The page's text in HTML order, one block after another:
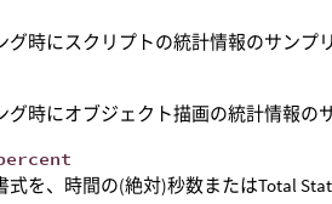
グ時にスクリプトの統計情報のサンプ
グ時にオブジェクト描画の統計情報の
式を、時間の(絶対)秒数またはTotal